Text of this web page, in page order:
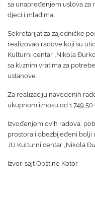
sa unapređenjem uslova za
djeci i mladima.
Sekretarijat za zajedničke
realizovao radove koji su
Kulturni centar „Nikola
sa kliznim vratima za
ustanove.
Za realizaciju navedenih
ukupnom iznosu od 1.749,50
Izvođenjem ovih radova,
prostora i obezbijeđeni bolji
JU Kulturni centar „Nikola
Izvor: sajt Opštine Kotor